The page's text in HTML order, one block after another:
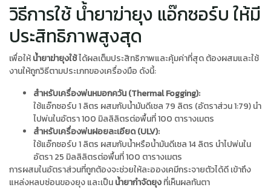
วิธีการใช้ น้ำยาฆ่ายุง แอ๊กซอร์บ ให้มี
ประสิทธิภาพสูงสุด
เพื่อให้น้ำยาฆ่ายุงใช้ได้ผลเต็มประสิทธิภาพและคุ้มค่าที่สุด ต้องผสมและใช้
งานให้ถูกวิธีตามประเภทของเครื่องมือ ดังนี้:
สำหรับเครื่องพ่นหมอกควัน (Thermal Fogging):
ใช้แอ๊กซอร์บ 1 ลิตร ผสมกับน้ำมันดีเซล 79 ลิตร (อัตราส่วน 1:79) นำ
ไปพ่นในอัตรา 100 มิลลิลิตรต่อพื้นที่ 100 ตารางเมตร
สำหรับเครื่องพ่นฝอยละเอียด (ULV):
ใช้แอ๊กซอร์บ 1 ลิตร ผสมกับน้ำหรือน้ำมันดีเซล 14 ลิตร นำไปพ่นใน
อัตรา 25 มิลลิลิตรต่อพื้นที่ 100 ตารางเมตร
การผสมในอัตราส่วนที่ถูกต้องจะช่วยให้ละอองเคมีกระจายตัวได้ดี เข้าถึง
แหล่งหลบซ่อนของยุง และเป็นน้ำยากำจัดยุงที่เห็นผลทันตา